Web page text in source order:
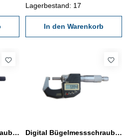
Taste - mit Datenausgang RB
6 - Ablesung: 0,001 mm -
Genauigkeit DIN 863 - mit
Einstellmaß - im
Lagerbestand: 17
In den Warenkorb
Digital Bügelmessschraube 75 - 100 mm DIN 863
Digital Bügelmessschraube 75 - 100 mm IP 65 DIN 863